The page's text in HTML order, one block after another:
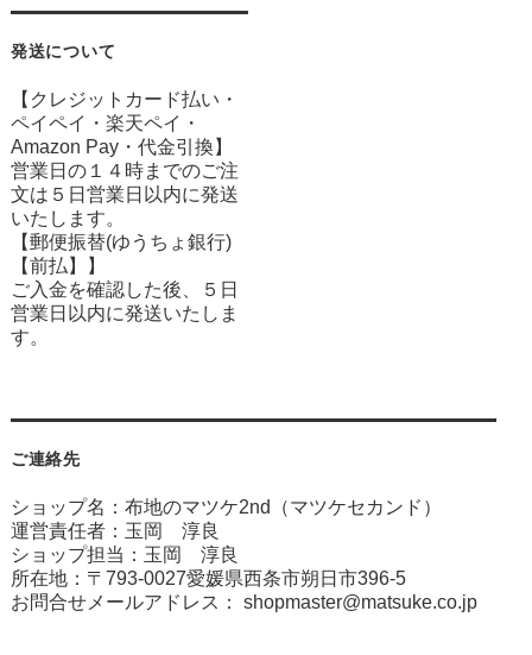
発送について
【クレジットカード払い・
ペイペイ・楽天ペイ・
Amazon Pay・ 代金引換】
営業日の１４時までのご注
文は５日営業日以内に発送
いたします。
【郵便振替(ゆうちょ銀行)
【前払】】
ご入金を確認した後、５日
営業日以内に発送いたしま
す。
ご連絡先
ショップ名：布地のマツケ2nd（マツケセカンド）
運営責任者：玉岡 淳良
ショップ担当：玉岡 淳良
所在地：〒793-0027愛媛県西条市朔日市396-5
お問合せメールアドレス： shopmaster@matsuke.co.jp